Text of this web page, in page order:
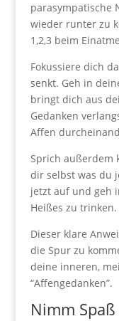
parasympatische
wieder runter zu
1,2,3 beim
Fokussiere dich
senkt. Geh in
bringt dich aus
Gedanken
Affen
Sprich außerdem
dir selbst was du
jetzt auf und geh
Heißes zu
Dieser klare
die Spur zu
deine inneren,
“Affengedanken”.
Nimm